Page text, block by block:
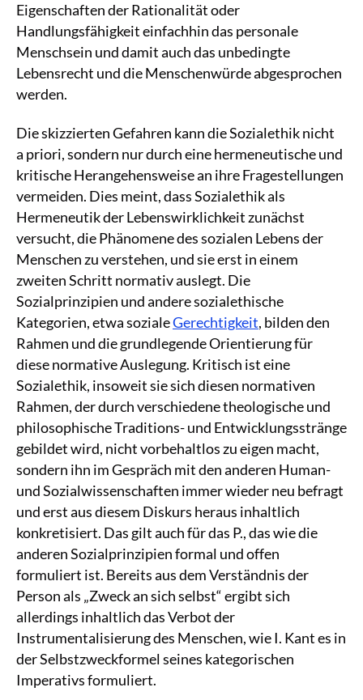
Eigenschaften der Rationalität oder
Handlungsfähigkeit einfachhin das personale
Menschsein und damit auch das unbedingte
Lebensrecht und die Menschenwürde abgesprochen
werden.
Die skizzierten Gefahren kann die Sozialethik nicht
a priori, sondern nur durch eine hermeneutische und
kritische Herangehensweise an ihre Fragestellungen
vermeiden. Dies meint, dass Sozialethik als
Hermeneutik der Lebenswirklichkeit zunächst
versucht, die Phänomene des sozialen Lebens der
Menschen zu verstehen, und sie erst in einem
zweiten Schritt normativ auslegt. Die
Sozialprinzipien und andere sozialethische
Kategorien, etwa sozialeGerechtigkeit, bilden den
Rahmen und die grundlegende Orientierung für
diese normative Auslegung. Kritisch ist eine
Sozialethik, insoweit sie sich diesen normativen
Rahmen, der durch verschiedene theologische und
philosophische Traditions- und Entwicklungsstränge
gebildet wird, nicht vorbehaltlos zu eigen macht,
sondern ihn im Gespräch mit den anderen Human-
und Sozialwissenschaften immer wieder neu befragt
und erst aus diesem Diskurs heraus inhaltlich
konkretisiert. Das gilt auch für das P., das wie die
anderen Sozialprinzipien formal und offen
formuliert ist. Bereits aus dem Verständnis der
Person als „Zweck an sich selbst“ ergibt sich
allerdings inhaltlich das Verbot der
Instrumentalisierung des Menschen, wie I. Kant es in
der Selbstzweckformel seines kategorischen
Imperativs formuliert.